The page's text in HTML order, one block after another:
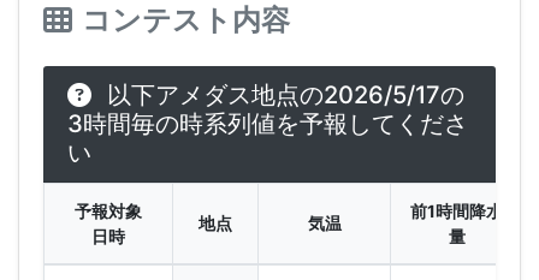
コンテスト内容
以下アメダス地点の2026/5/17の
3時間毎の時系列値を予報してくださ
い
予報対象
日時
地点 気温
前1時間降水
量